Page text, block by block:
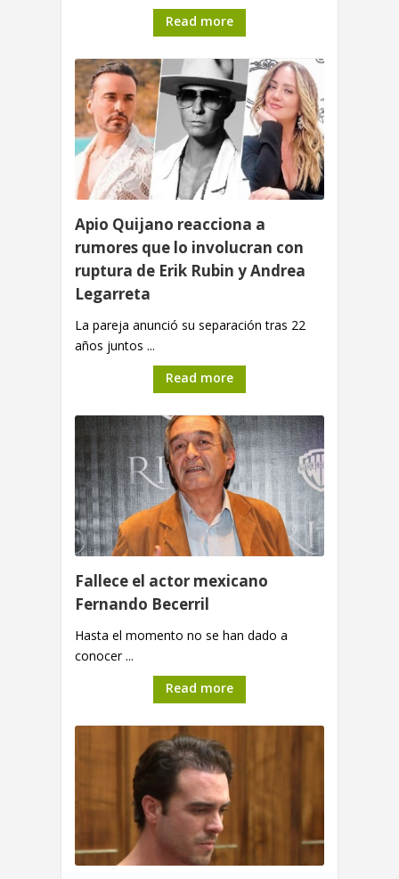
Read more
Apio Quijano reacciona a
rumores que lo involucran con
ruptura de Erik Rubin y Andrea
Legarreta
La pareja anunció su separación tras 22
años juntos ...
Read more
Fallece el actor mexicano
Fernando Becerril
Hasta el momento no se han dado a
conocer ...
Read more